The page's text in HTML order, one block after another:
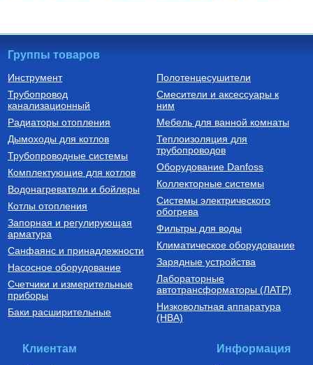
Группы товаров
Инструмент
Трубопровод
канализационный
Радиаторы отопления
Дымоходы для котлов
Трубопроводные системы
Комплектующие для котлов
Водонагреватели и бойлеры
Котлы отопления
Запорная и регулирующая
арматура
Санфаянс и принадлежности
Насосное оборудование
Счетчики и измерительные
приборы
Баки расширительные
Полотенцесушители
Смесители и аксессуары к
ним
Мебель для ванной комнаты
Теплоизоляция для
трубопроводов
Оборудование Danfoss
Коллекторные системы
Системы электрического
обогрева
Фильтры для воды
Климатическое оборудование
Зарядные устройства
Лабораторные
автотрансформаторы (ЛАТР)
Низковольтная аппаратура
(НВА)
Клиентам Информация